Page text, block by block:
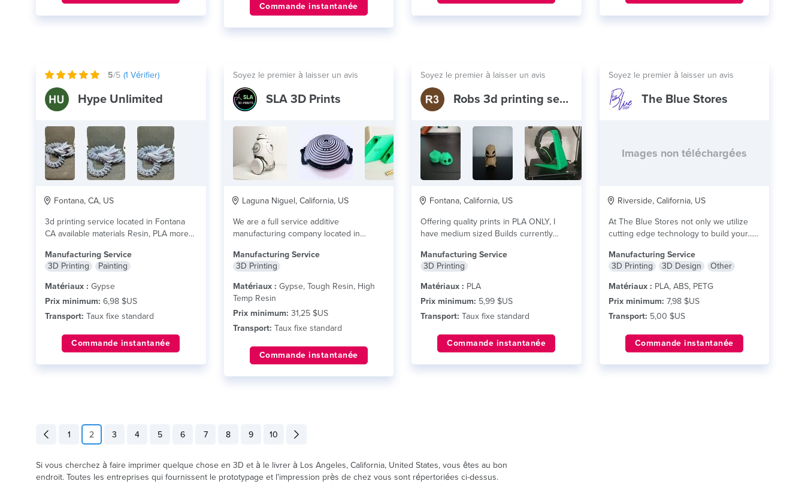
Commande instantanée
5/5 (1 Vérifier)
Hype Unlimited
Fontana, CA, US
3d printing service located in Fontana
CA available materials Resin, PLA more
Manufacturing Service
3D Printing
Painting
Matériaux : Gypse
Prix minimum: 6,98 $US
Transport: Taux fixe standard
Commande instantanée
Soyez le premier à laisser un avis
SLA 3D Prints
Laguna Niguel, California, US
We are a full service additive
manufacturing company located in
plus
Manufacturing Service
3D Printing
Matériaux : Gypse, Tough Resin, High
Temp Resin
Prix minimum: 31,25 $US
Transport: Taux fixe standard
Commande instantanée
Soyez le premier à laisser un avis
Robs 3d printing service
Fontana, California, US
Offering quality prints in PLA ONLY, I
have medium sized Builds currently
Manufacturing Service
3D Printing
Matériaux : PLA
Prix minimum: 5,99 $US
Transport: Taux fixe standard
Commande instantanée
Soyez le premier à laisser un avis
The Blue Stores
Images non téléchargées
Riverside, California, US
At The Blue Stores not only we utilize
cutting edge technology to build your...
Manufacturing Service
3D Printing
3D Design
Other
Matériaux : PLA, ABS, PETG
Prix minimum: 7,98 $US
Transport: 5,00 $US
Commande instantanée
1 2 3 4 5 6 7 8 9 10
Si vous cherchez à faire imprimer quelque chose en 3D et à le livrer à Los Angeles, California, United States, vous êtes au bon
endroit. Toutes les entreprises qui fournissent le prototypage et l'impression près de chez vous sont répertoriées ci-dessus.